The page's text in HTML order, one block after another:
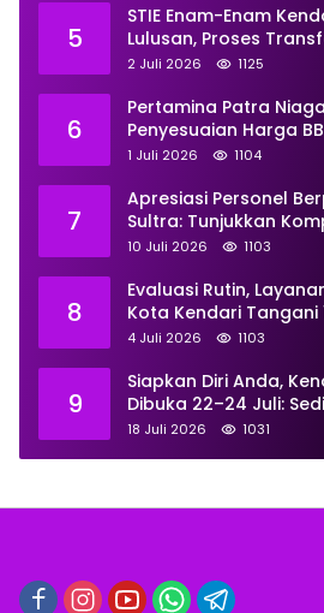
5
STIE Enam-Enam
Lulusan, Proses
Universitas Resmi
2 Juli 2026 1125
6
Pertamina Patra
Penyesuaian Harga
Juli 2026, Berikut
1 Juli 2026 1104
7
Apresiasi Personel
Sultra: Tunjukkan
untuk Masyarakat
10 Juli 2026 1103
8
Evaluasi Rutin,
Kota Kendari Tangani
Juni
4 Juli 2026 1103
9
Siapkan Diri Anda,
Dibuka 22–24 Juli:
Lowongan dari 30
18 Juli 2026 1031